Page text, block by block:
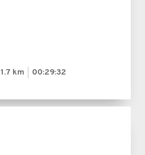
1.7 km 00:29:32